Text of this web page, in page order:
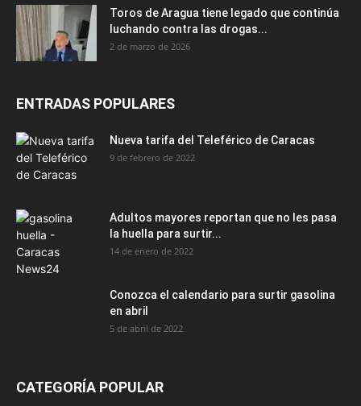
Toros de Aragua tiene legado que continúa
luchando contra las drogas...
2 de marzo de 2026
ENTRADAS POPULARES
Nueva tarifa del Teleférico de Caracas
9 de febrero de 2022
Adultos mayores reportan que no les pasa
la huella para surtir...
14 de enero de 2022
Conozca el calendario para surtir gasolina
en abril
5 de abril de 2022
CATEGORÍA POPULAR